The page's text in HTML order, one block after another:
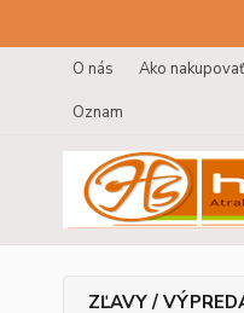
O nás Ako nakupovať
Oznam
ZĽAVY /